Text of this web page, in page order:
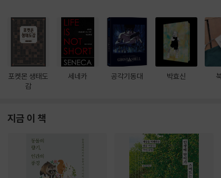
포켓몬 생태도
감
세네카 공각기동대 박효신
지금 이 책